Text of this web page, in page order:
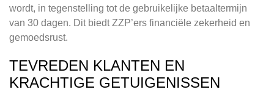
wordt, in tegenstelling tot de gebruikelijke betaaltermijn
van 30 dagen. Dit biedt ZZP’ers financiële zekerheid en
gemoedsrust.
TEVREDEN KLANTEN EN
KRACHTIGE GETUIGENISSEN